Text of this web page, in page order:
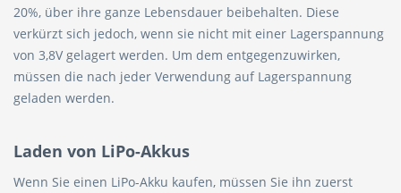
20%, über ihre ganze Lebensdauer beibehalten. Diese
verkürzt sich jedoch, wenn sie nicht mit einer Lagerspannung
von 3,8V gelagert werden. Um dem entgegenzuwirken,
müssen die nach jeder Verwendung auf Lagerspannung
geladen werden.
Laden von LiPo-Akkus
Wenn Sie einen LiPo-Akku kaufen, müssen Sie ihn zuerst